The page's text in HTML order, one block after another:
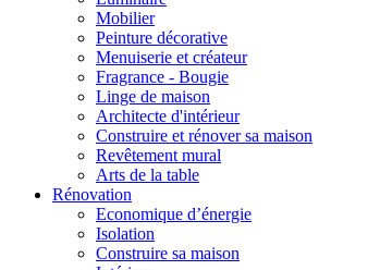
Mobilier
Peinture décorative
Menuiserie et créateur
Fragrance - Bougie
Linge de maison
Architecte d'intérieur
Construire et rénover sa maison
Revêtement mural
Arts de la table
Rénovation
Economique d’énergie
Isolation
Construire sa maison